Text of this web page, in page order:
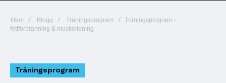
Hem Blogg Träningsprogram
Träningsprogram -
fettförbränning & muskeltoning
Träningsprogram